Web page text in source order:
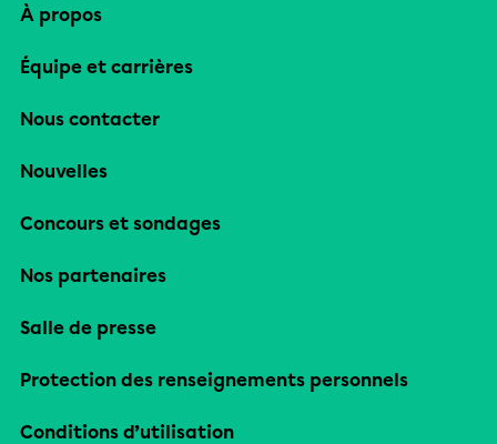
À propos
Équipe et carrières
Nous contacter
Nouvelles
Concours et sondages
Nos partenaires
Salle de presse
Protection des renseignements personnels
Conditions d’utilisation